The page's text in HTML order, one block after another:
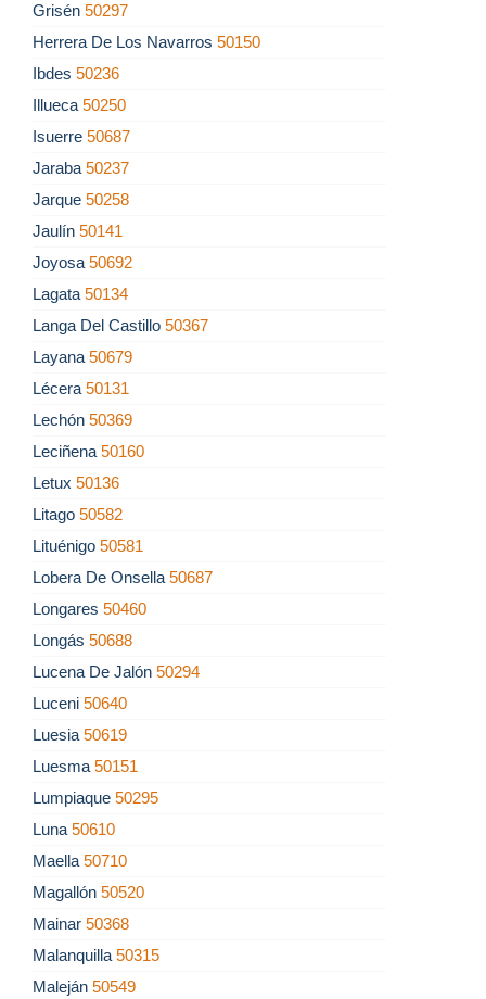
Grisén 50297
Herrera De Los Navarros 50150
Ibdes 50236
Illueca 50250
Isuerre 50687
Jaraba 50237
Jarque 50258
Jaulín 50141
Joyosa 50692
Lagata 50134
Langa Del Castillo 50367
Layana 50679
Lécera 50131
Lechón 50369
Leciñena 50160
Letux 50136
Litago 50582
Lituénigo 50581
Lobera De Onsella 50687
Longares 50460
Longás 50688
Lucena De Jalón 50294
Luceni 50640
Luesia 50619
Luesma 50151
Lumpiaque 50295
Luna 50610
Maella 50710
Magallón 50520
Mainar 50368
Malanquilla 50315
Maleján 50549